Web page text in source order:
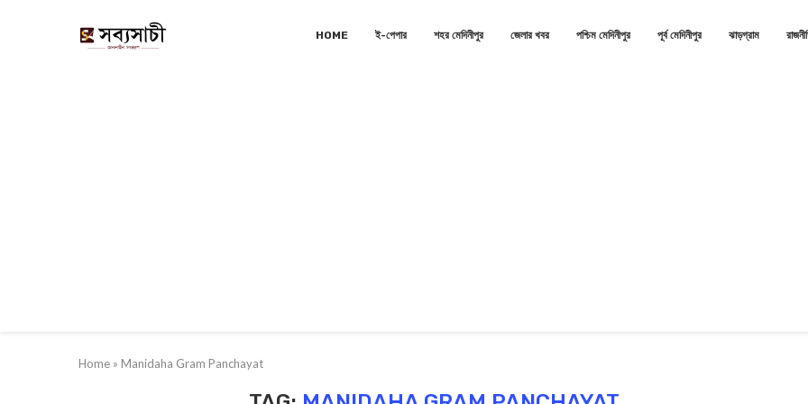
HOME ই-পেপার শহর মেদিনীপুর জেলার খবর পশ্চিম মেদিনীপুর পূর্ব মেদিনীপুর ঝাড়গ্রাম
Home » Manidaha Gram Panchayat